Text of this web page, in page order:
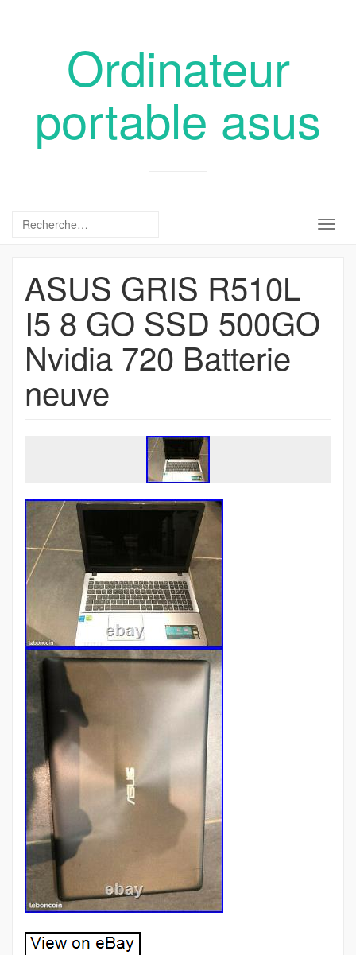
Ordinateur
portable asus
ASUS GRIS R510L
I5 8 GO SSD 500GO
Nvidia 720 Batterie
neuve